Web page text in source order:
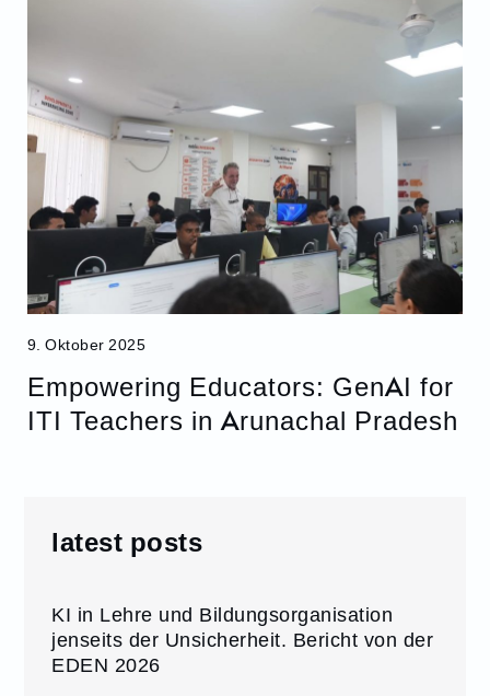
9. Oktober 2025
Empowering Educators: GenAI for
ITI Teachers in Arunachal Pradesh
latest posts
KI in Lehre und Bildungsorganisation
jenseits der Unsicherheit. Bericht von der
EDEN 2026